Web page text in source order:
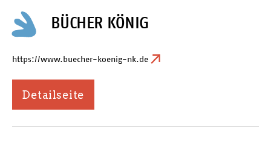
BÜCHER KÖNIG
https://www.buecher-koenig-nk.de
Detailseite